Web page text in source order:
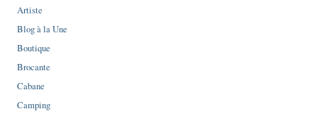
Artiste
Blog à la Une
Boutique
Brocante
Cabane
Camping